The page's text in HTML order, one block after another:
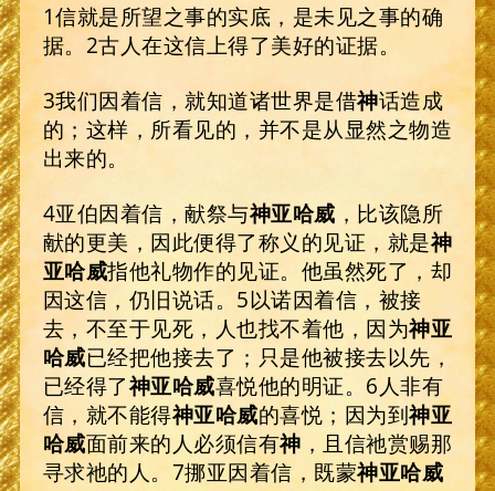
1信就是所望之事的实底，是未见之事的确
据。2古人在这信上得了美好的证据。
3我们因着信，就知道诸世界是借神话造成
的；这样，所看见的，并不是从显然之物造
出来的。
4亚伯因着信，献祭与神亚哈威 ，比该隐所
献的更美，因此便得了称义的见证，就是神
亚哈威指他礼物作的见证。他虽然死了，却
因这信，仍旧说话。5以诺因着信，被接
去，不至于见死，人也找不着他，因为神亚
哈威已经把他接去了；只是他被接去以先，
已经得了神亚哈威喜悦他的明证。6人非有
信，就不能得神亚哈威的喜悦；因为到神亚
哈威面前来的人必须信有神 ，且信祂赏赐那
寻求祂的人。7挪亚因着信，既蒙神亚哈威